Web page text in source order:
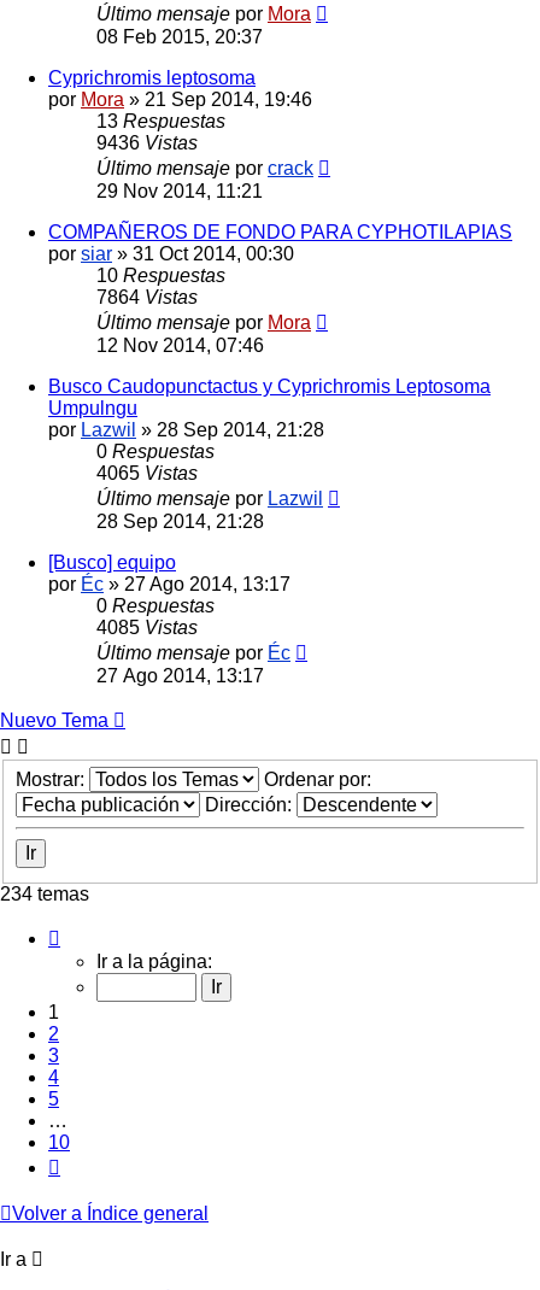
Último mensaje por Mora
08 Feb 2015, 20:37
Cyprichromis leptosoma
por Mora » 21 Sep 2014, 19:46
13 Respuestas
9436 Vistas
Último mensaje por crack
29 Nov 2014, 11:21
COMPAÑEROS DE FONDO PARA CYPHOTILAPIAS
por siar » 31 Oct 2014, 00:30
10 Respuestas
7864 Vistas
Último mensaje por Mora
12 Nov 2014, 07:46
Busco Caudopunctactus y Cyprichromis Leptosoma
Umpulngu
por Lazwil » 28 Sep 2014, 21:28
0 Respuestas
4065 Vistas
Último mensaje por Lazwil
28 Sep 2014, 21:28
[Busco] equipo
por Éc » 27 Ago 2014, 13:17
0 Respuestas
4085 Vistas
Último mensaje por Éc
27 Ago 2014, 13:17
Nuevo Tema
Mostrar:
Ordenar por:
Dirección:
234 temas
10
Ir a la página:
1
2
3
4
5
…
10
Volver a Índice general
Ir a